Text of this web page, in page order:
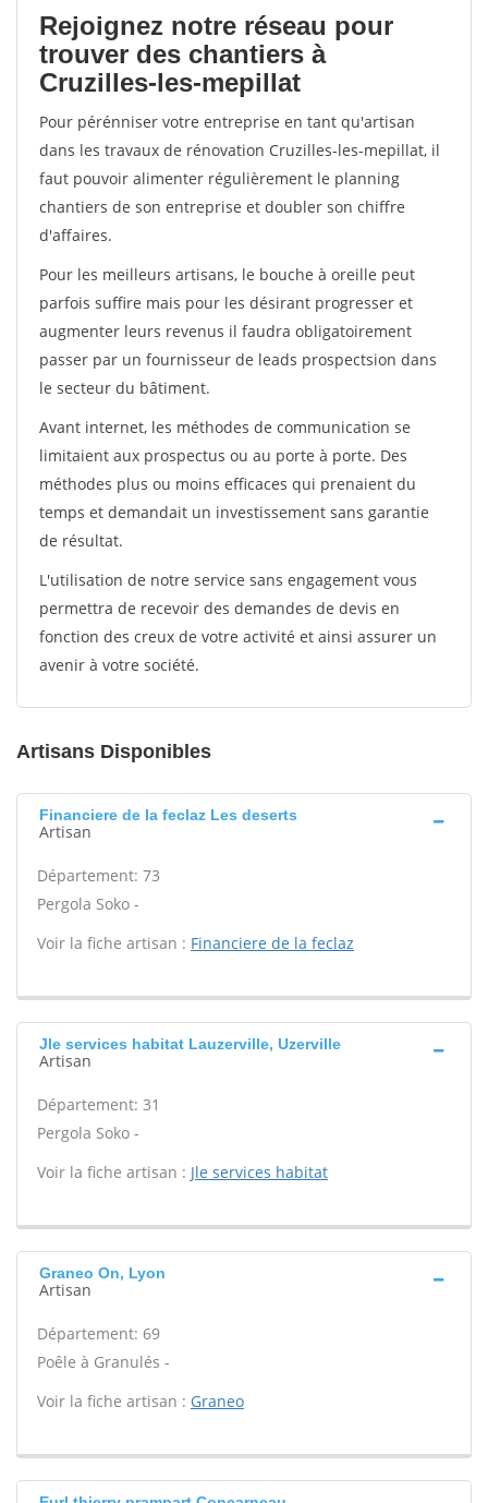
Rejoignez notre réseau pour
trouver des chantiers à
Cruzilles-les-mepillat
Pour pérénniser votre entreprise en tant qu'artisan
dans les travaux de rénovation Cruzilles-les-mepillat, il
faut pouvoir alimenter régulièrement le planning
chantiers de son entreprise et doubler son chiffre
d'affaires.
Pour les meilleurs artisans, le bouche à oreille peut
parfois suffire mais pour les désirant progresser et
augmenter leurs revenus il faudra obligatoirement
passer par un fournisseur de leads prospectsion dans
le secteur du bâtiment.
Avant internet, les méthodes de communication se
limitaient aux prospectus ou au porte à porte. Des
méthodes plus ou moins efficaces qui prenaient du
temps et demandait un investissement sans garantie
de résultat.
L'utilisation de notre service sans engagement vous
permettra de recevoir des demandes de devis en
fonction des creux de votre activité et ainsi assurer un
avenir à votre société.
Artisans Disponibles
Financiere de la feclaz Les deserts
Artisan
Département: 73
Pergola Soko -
Voir la fiche artisan : Financiere de la feclaz
Jle services habitat Lauzerville, Uzerville
Artisan
Département: 31
Pergola Soko -
Voir la fiche artisan : Jle services habitat
Graneo On, Lyon
Artisan
Département: 69
Poêle à Granulés -
Voir la fiche artisan : Graneo